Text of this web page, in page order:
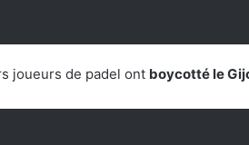
joueurs de padel ont boycotté le